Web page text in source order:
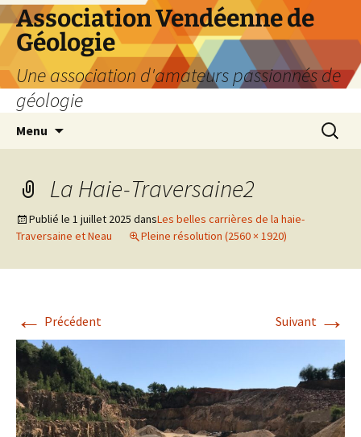
Aller
au
contenu
Association Vendéenne de
Géologie
Une association d'amateurs passionnés de
géologie
Menu
La Haie-Traversaine2
Publié le 1 juillet 2025 dansLes belles carrières de la haie-
Traversaine et Neau
Pleine résolution (2560 × 1920)
← Précédent Suivant →